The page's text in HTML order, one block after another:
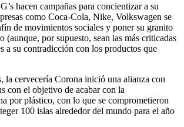
hacen campañas para concientizar a su
como Coca-Cola, Nike, Volkswagen se
de movimientos sociales y poner su granito
(aunque, por supuesto, sean las más criticadas
a su contradicción con los productos que
la cervecería Corona inició una alianza con
con el objetivo de acabar con la
por plástico, con lo que se comprometieron
100 islas alrededor del mundo para el año